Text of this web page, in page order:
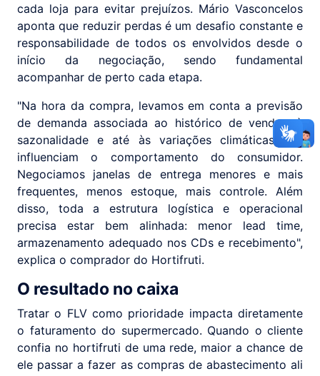
cada loja para evitar prejuízos. Mário Vasconcelos
aponta que reduzir perdas é um desafio constante e
responsabilidade de todos os envolvidos desde o
início da negociação, sendo fundamental
acompanhar de perto cada etapa.
"Na hora da compra, levamos em conta a previsão
de demanda associada ao histórico de vendas, à
sazonalidade e até às variações climáticas que
influenciam o comportamento do consumidor.
Negociamos janelas de entrega menores e mais
frequentes, menos estoque, mais controle. Além
disso, toda a estrutura logística e operacional
precisa estar bem alinhada: menor lead time,
armazenamento adequado nos CDs e recebimento",
explica o comprador do Hortifruti.
O resultado no caixa
Tratar o FLV como prioridade impacta diretamente
o faturamento do supermercado. Quando o cliente
confia no hortifruti de uma rede, maior a chance de
ele passar a fazer as compras de abastecimento ali